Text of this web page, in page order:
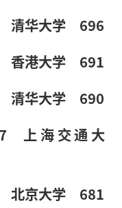
清华大学 696
香港大学 691
清华大学 690
上海交通大
北京大学 681